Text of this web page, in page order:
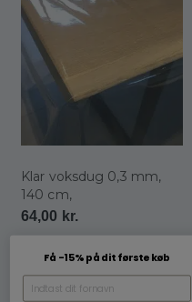
Klar voksdug 0,3 mm,
140 cm,
64,00 kr.
Få -15% på dit første køb